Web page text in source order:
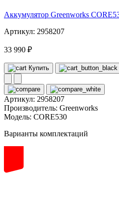
Аккумулятор Greenworks
Артикул: 2958207
33 990 ₽
Купить
Артикул: 2958207
Производитель: Greenworks
Модель: CORE530
Варианты комплектаций